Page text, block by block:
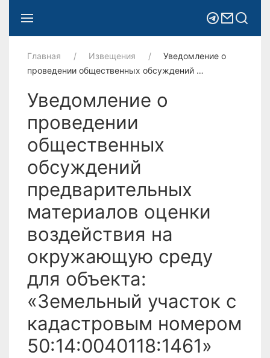
Главная Извещения
Уведомление о
проведении общественных обсуждений …
Уведомление о
проведении
общественных
обсуждений
предварительных
материалов оценки
воздействия на
окружающую среду
для объекта:
«Земельный участок с
кадастровым номером
50:14:0040118:1461»